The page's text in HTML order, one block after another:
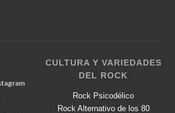
CULTURA Y VARIEDADES
DEL ROCK
Rock Psicodélico
Rock Alternativo de los 80